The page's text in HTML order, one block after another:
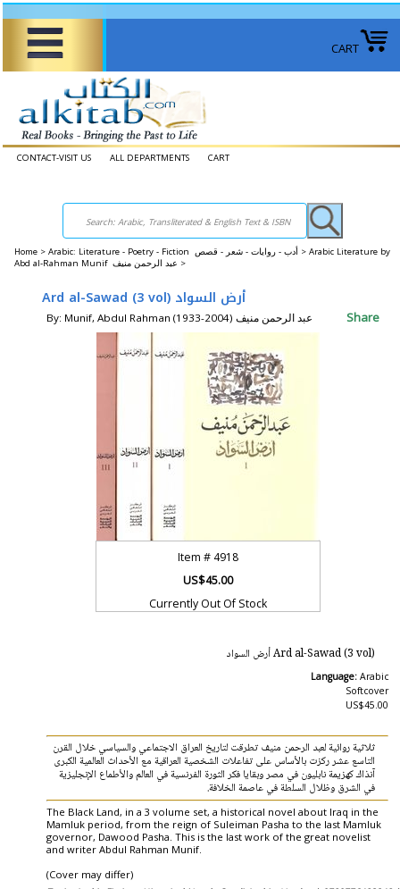
CART
CONTACT-VISIT US ALL DEPARTMENTS CART
Home > Arabic: Literature - Poetry - Fiction أدب - روايات - شعر - قصص > Arabic Literature by
Abd al-Rahman Munif عبد الرحمن منيف >
Ard al-Sawad (3 vol) أرض السواد
By: Munif, Abdul Rahman (1933-2004) عبد الرحمن منيف Share
Item #4918
US$45.00
Currently Out Of Stock
Ard al-Sawad (3 vol) أرض السواد
Language: Arabic
Softcover
US$45.00
ثلاثية روائية لعبد الرحمن منيف تطرقت لتاريخ العراق الاجتماعي والسياسي خلال القرن
التاسع عشر ركزت بالأساس على تفاعلات الشخصية العراقية مع الأحداث العالمية الكبرى
آنذاك كهزيمة نابليون في مصر وبقايا فكر الثورة الفرنسية في العالم والأطماع الإنجليزية
في الشرق وظلال السلطة في عاصمة الخلافة.
The Black Land, in a 3 volume set, a historical novel about Iraq in the
Mamluk period, from the reign of Suleiman Pasha to the last Mamluk
governor, Dawood Pasha. This is the last work of the great novelist
and writer Abdul Rahman Munif.
(Cover may differ)